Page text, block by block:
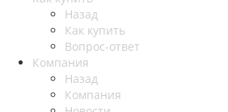
Назад
Как купить
Вопрос-ответ
Компания
Назад
Компания